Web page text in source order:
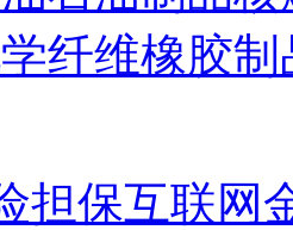
纤维橡胶制
担保互联网